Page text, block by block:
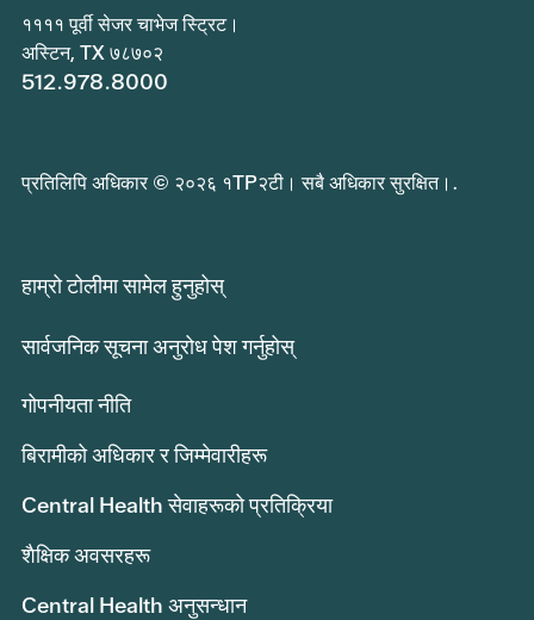
११११ पूर्वी सेजर चाभेज स्ट्रिट।
अस्टिन, TX ७८७०२
512.978.8000
प्रतिलिपि अधिकार © २०२६ १TP२टी। सबै अधिकार सुरक्षित।.
हाम्रो टोलीमा सामेल हुनुहोस्
सार्वजनिक सूचना अनुरोध पेश गर्नुहोस्
गोपनीयता नीति
बिरामीको अधिकार र जिम्मेवारीहरू
Central Health सेवाहरूको प्रतिक्रिया
शैक्षिक अवसरहरू
Central Health अनुसन्धान